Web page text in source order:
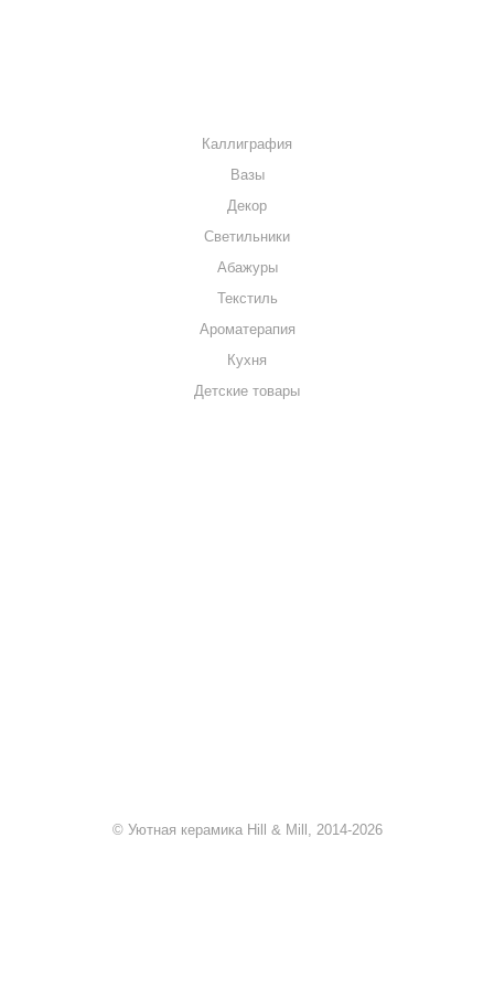
Каллиграфия
Вазы
Декор
Светильники
Абажуры
Текстиль
Ароматерапия
Кухня
Детские товары
© Уютная керамика Hill & Mill, 2014-2026